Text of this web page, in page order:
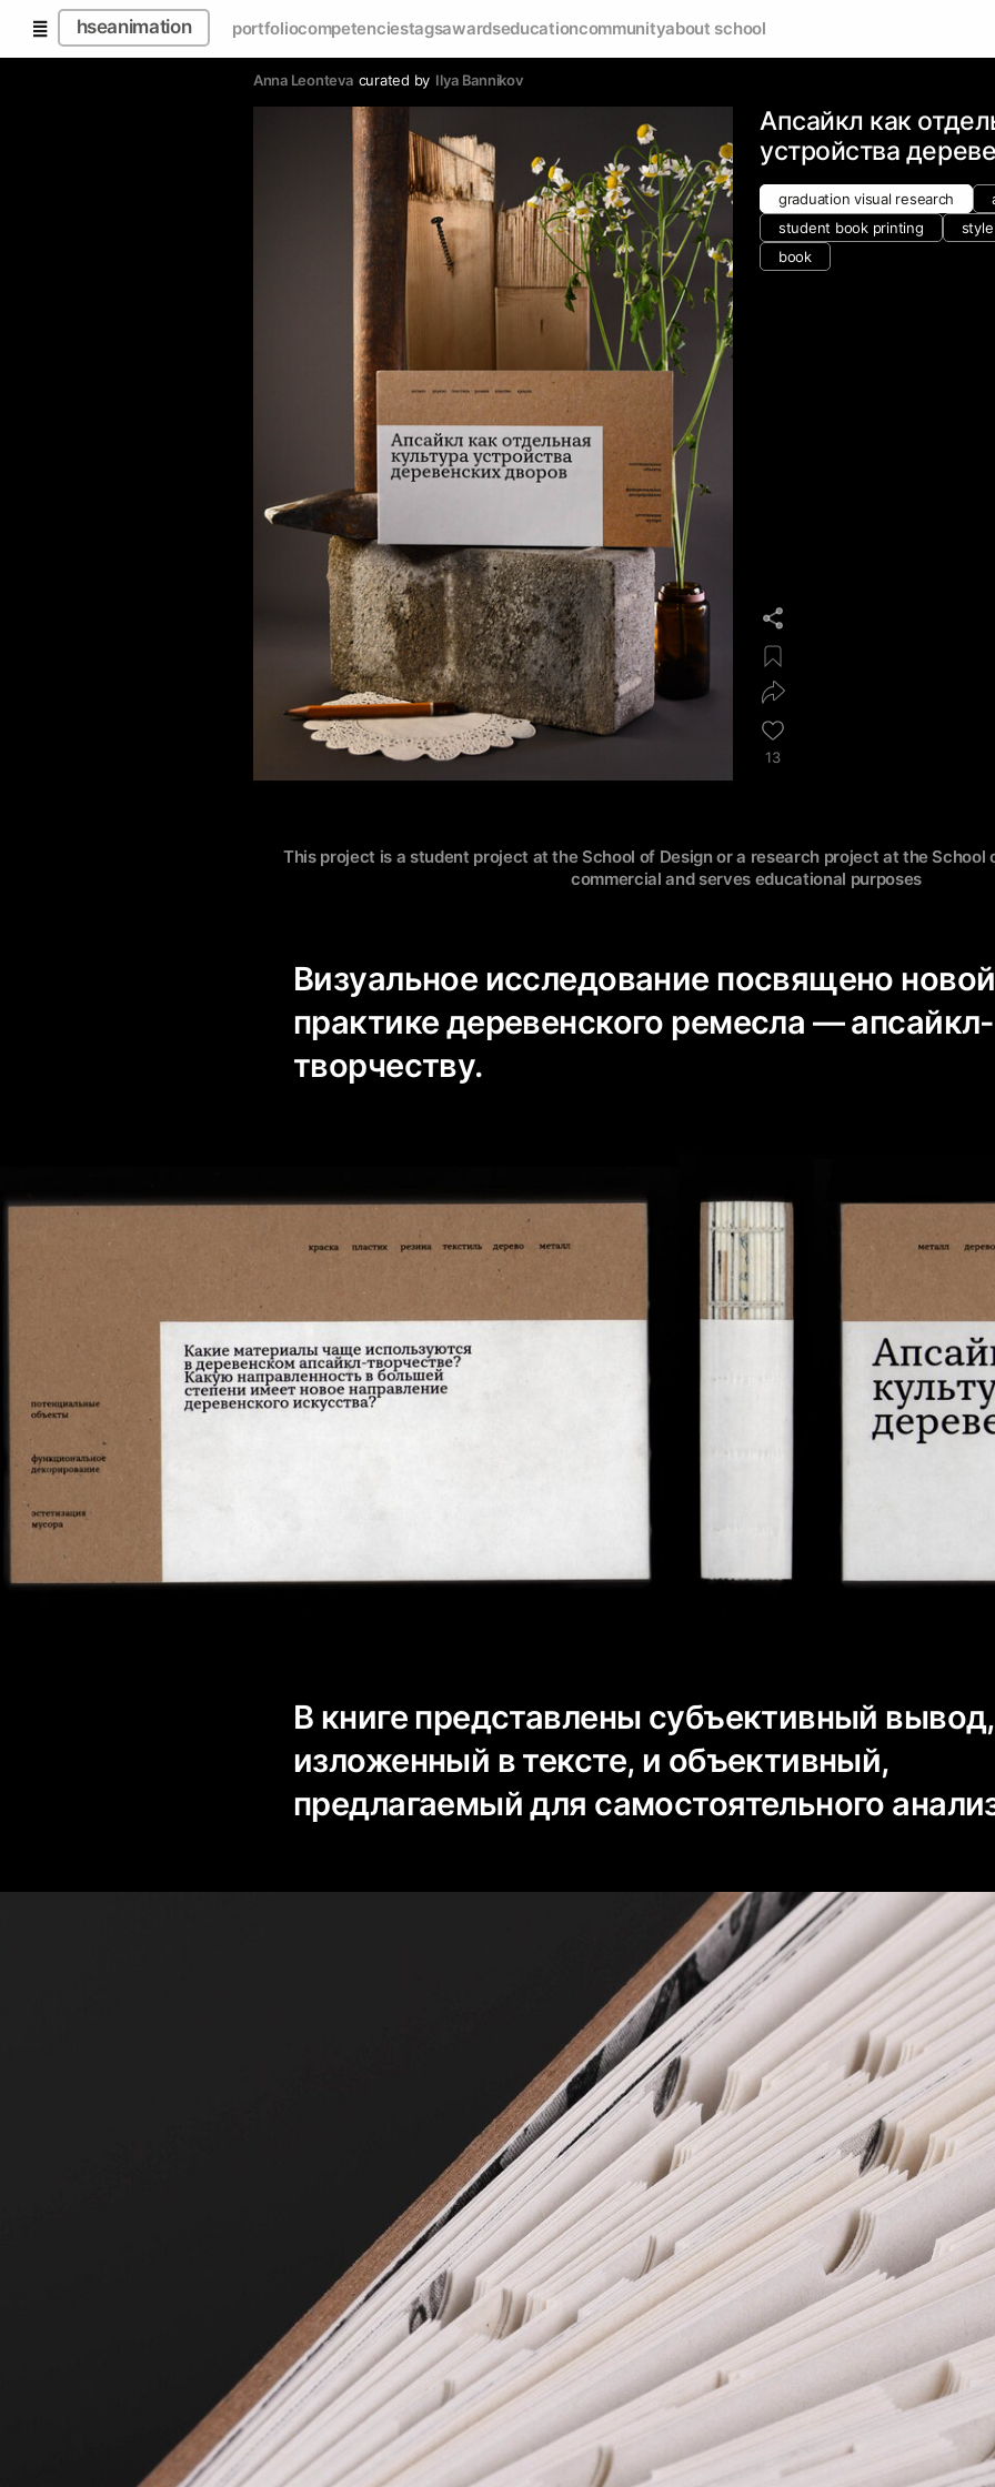
hseanimation portfoliocompetenciestagsawardseducationcommunityabout school
Anna Leonteva curated by Ilya Bannikov
Апсайкл как
устройства
graduation visual research
student book printing
style
book
13
This project is a student project at the School of Design or a research project at the School
commercial and serves educational purposes
Визуальное исследование посвящено новой
практике деревенского ремесла — апсайкл-
творчеству.
В книге представлены субъективный вывод,
изложенный в тексте, и объективный,
предлагаемый для самостоятельного